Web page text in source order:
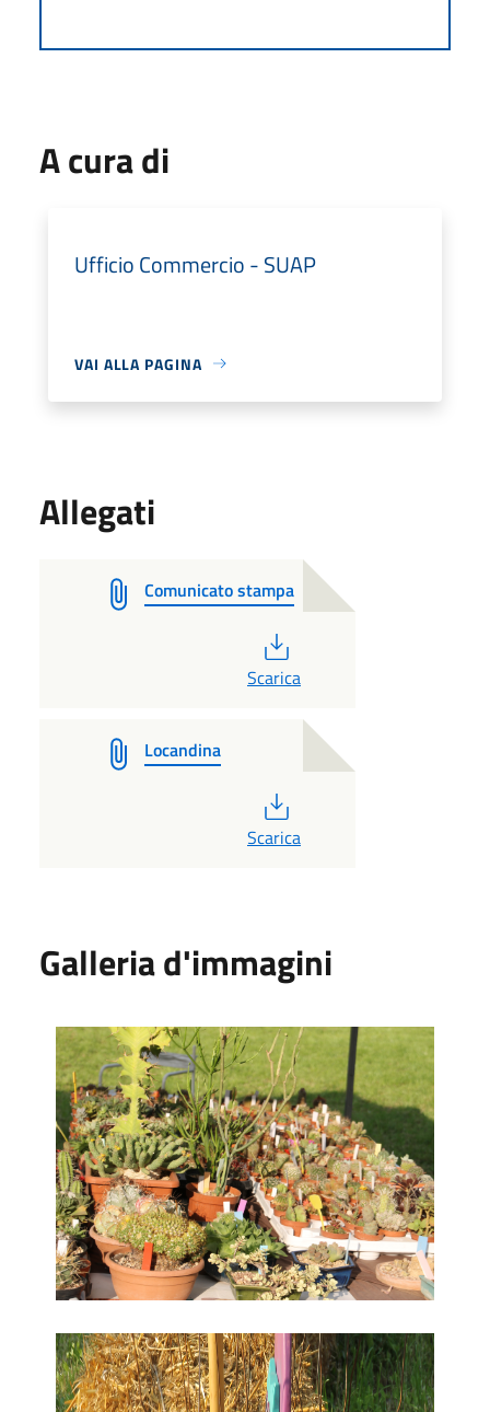
A cura di
Ufficio Commercio - SUAP
VAI ALLA PAGINA
Allegati
Comunicato stampa
Scarica
Locandina
Scarica
Galleria d'immagini
1. Floreka
2. Floreka